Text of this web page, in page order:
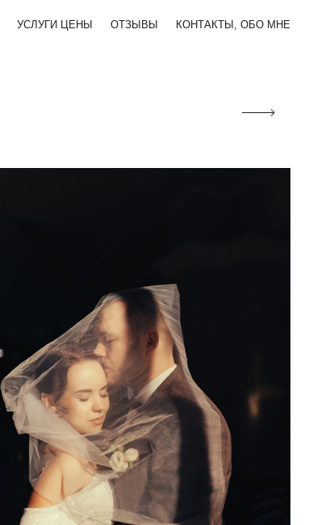
УСЛУГИ ЦЕНЫ ОТЗЫВЫ КОНТАКТЫ, ОБО МНЕ